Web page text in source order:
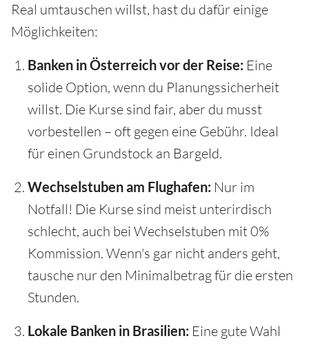
Real umtauschen willst, hast du dafür einige
Möglichkeiten:
Banken in Österreich vor der Reise: Eine
solide Option, wenn du Planungssicherheit
willst. Die Kurse sind fair, aber du musst
vorbestellen – oft gegen eine Gebühr. Ideal
für einen Grundstock an Bargeld.
Wechselstuben am Flughafen: Nur im
Notfall! Die Kurse sind meist unterirdisch
schlecht, auch bei Wechselstuben mit 0%
Kommission. Wenn's gar nicht anders geht,
tausche nur den Minimalbetrag für die ersten
Stunden.
Lokale Banken in Brasilien: Eine gute Wahl